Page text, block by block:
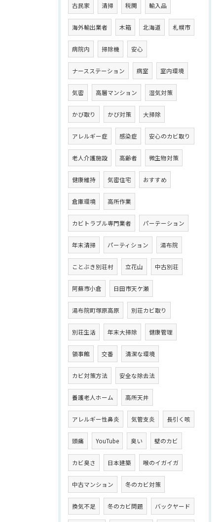
古民家 清掃 税関 輸入品
海外輸出業者 木箱 北海道 札幌市
病院内 掃除機 安心
ナースステーション 病室 室内環境
気密 高層マンション 湿気対策
かび取り かび対策 大掃除
アレルギー症 感染症 安心のカビ取り
老人介護施設 高齢者 微生物対策
健康維持 気密住宅 おすすめ
倉庫環境 高所作業
カビトラブル専門業者 パーテーション
年末清掃 パーティション 湯布院
ことぶき別荘村 立花山 中古別荘
阿蘇市小倉 日田市天ケ瀬
湯布院町塚原高原 別荘カビ取り
別荘生活 年末大掃除 健康管理
領事館 交番 清潔な環境
カビ対策方法 安全な除去法
養護老人ホーム 高所天井
アレルギー性鼻炎 気管支炎 長引く咳
頭痛 YouTube 臭い 壁のカビ
カビ臭さ 日本建築 喉のイガイガ
中古マンション 冬のカビ対策
換気不足 冬のカビ問題 バックヤード